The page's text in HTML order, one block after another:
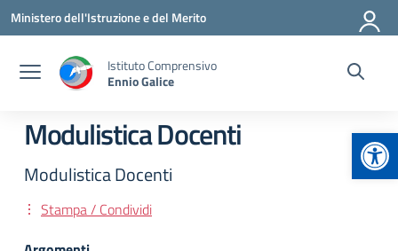
Vai ai contenuti
Vai al menu di navigazione
Vai al footer
Ministero dell'Istruzione e del Merito
Istituto Comprensivo
Ennio Galice
Modulistica Docenti
Modulistica Docenti
Stampa / Condividi